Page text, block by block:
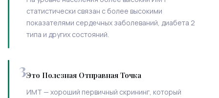
статистически связан с более высокими
показателями сердечных заболеваний, диабета 2
типа и других состояний.
3Это Полезная Отправная Точка
ИМТ — хороший первичный скрининг, который